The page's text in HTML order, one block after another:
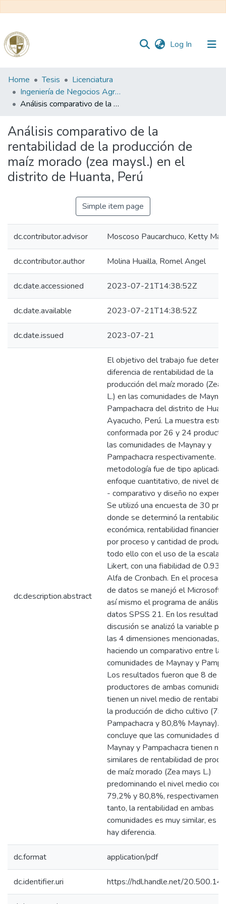
Log In (current)
Communities
&
Collections
Statistics
Reglamento
Manuales
Home Tesis
Licenciatura
Ingeniería de Negocios Agronómicos y Forestales
Análisis comparativo de la rentabilidad de la producción de maíz morado (zea maysl.) en el distrito de Huanta, Perú
Análisis comparativo de la
rentabilidad de la producción de
maíz morado (zea maysl.) en el
distrito de Huanta, Perú
Simple item page
dc.contributor.advisor Moscoso Paucarchuco, Ketty
dc.contributor.author Molina Huailla, Romel Angel
dc.date.accessioned 2023-07-21T14:38:52Z
dc.date.available 2023-07-21T14:38:52Z
dc.date.issued 2023-07-21
dc.description.abstract
El objetivo del trabajo fue
diferencia de rentabilidad de la
producción del maíz morado (Zea
L.) en las comunidades de
Pampachacra del distrito de
Ayacucho, Perú. La muestra
conformada por 26 y 24
las comunidades de Maynay y
Pampachacra respectivamente. La
metodología fue de tipo aplicada,
enfoque cuantitativo, de nivel
- comparativo y diseño no
Se utilizó una encuesta de 30
donde se determinó la
económica, rentabilidad
por proceso y cantidad de
todo ello con el uso de la escala
Likert, con una fiabilidad de
Alfa de Cronbach. En el
de datos se manejó el Microsoft
así mismo el programa de
datos SPSS 21. En los
discusión se analizó la variable
las 4 dimensiones mencionadas,
haciendo un comparativo entre las
comunidades de Maynay y
Los resultados fueron que 8 de
productores de ambas
tienen un nivel medio de
la producción de dicho cultivo
Pampachacra y 80,8% Maynay).
concluye que las comunidades de
Maynay y Pampachacra tienen
similares de rentabilidad de
de maíz morado (Zea mays L.)
predominando el nivel medio con
79,2% y 80,8%,
tanto, la rentabilidad en ambas
comunidades es muy similar, es
hay diferencia.
dc.format application/pdf
dc.identifier.uri https://hdl.handle.net/